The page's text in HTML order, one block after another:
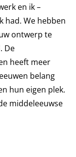
en ik –
had. We hebben
ontwerp te
De
heeft meer
belang
hun eigen plek.
middeleeuwse